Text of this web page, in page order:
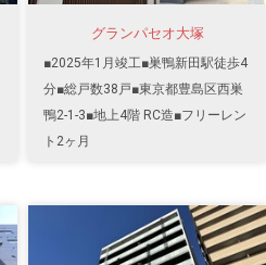
グランパセオ大塚
■2025年1月竣工■巣鴨新田駅徒歩4
分■総戸数38戸■東京都豊島区西巣
鴨2-1-3■地上4階 RC造■フリーレン
ト2ヶ月